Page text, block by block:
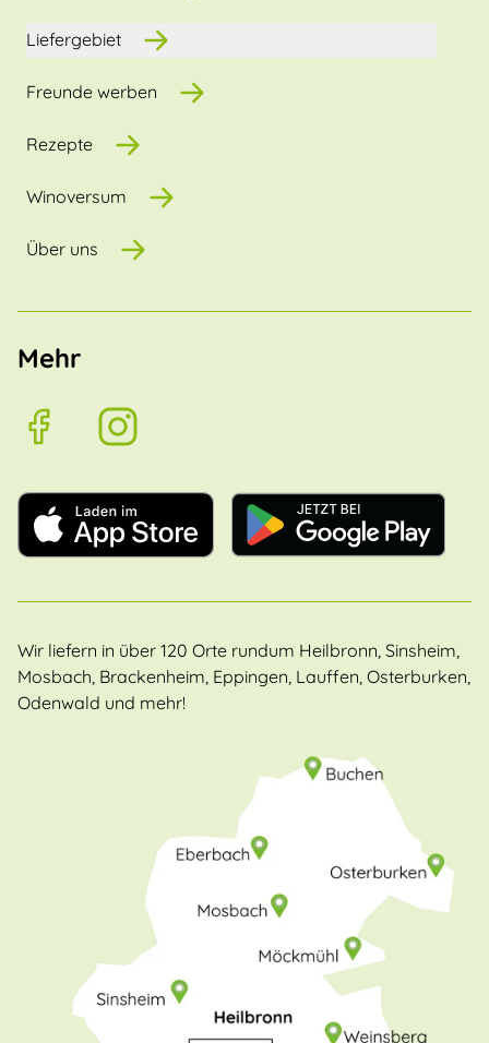
Liefergebiet
Freunde werben
Rezepte
Winoversum
Über uns
Mehr
Wir liefern in über 120 Orte rundum Heilbronn, Sinsheim,
Mosbach, Brackenheim, Eppingen, Lauffen, Osterburken,
Odenwald und mehr!